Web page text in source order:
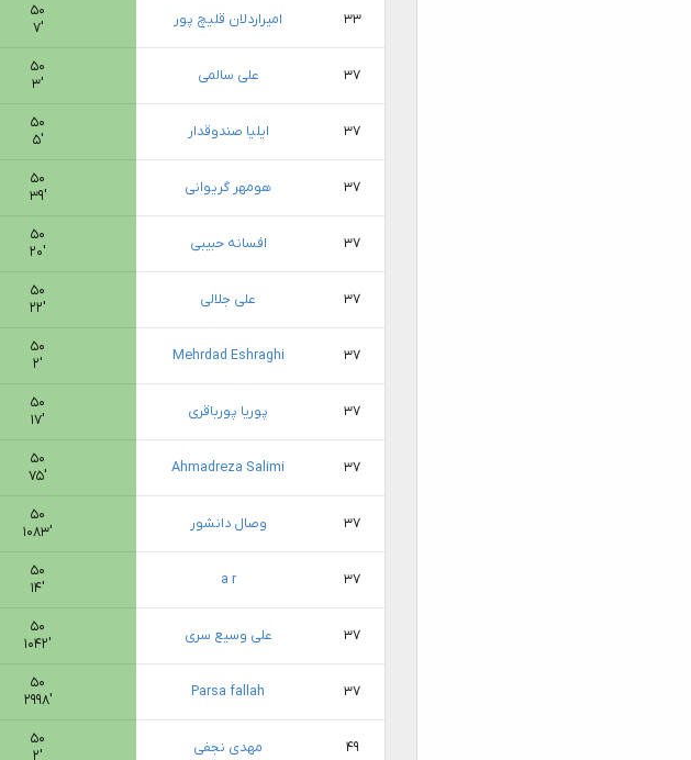
۳۳ امیراردلان قلیچ پور
۵۰
۷′
۳۷ علی سالمی
۵۰
۳′
۳۷ ایلیا صندوقدار
۵۰
۵′
۳۷ هومهر گریوانی
۵۰
۳۹′
۳۷ افسانه حبیبی
۵۰
۲۰′
۳۷ علی جلالی
۵۰
۲۲′
۳۷ Mehrdad Eshraghi
۵۰
۲′
۳۷ پوریا پورباقری
۵۰
۱۷′
۳۷ Ahmadreza Salimi
۵۰
۷۵′
۳۷ وصال دانشور
۵۰
۱۰۸۳′
۳۷ a r
۵۰
۱۴′
۳۷ علی وسیع سری
۵۰
۱۰۴۲′
۳۷ Parsa fallah
۵۰
۲۹۹۸′
۴۹ مهدی نجفی
۵۰